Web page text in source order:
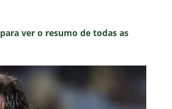
para ver o resumo de todas as